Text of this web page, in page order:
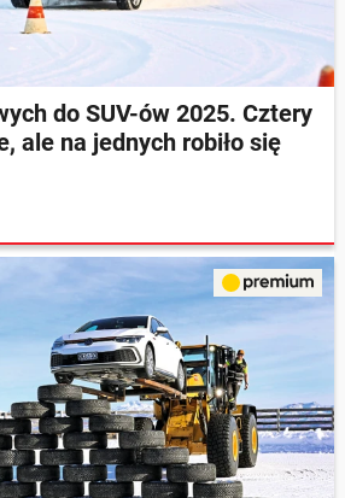
do SUV-ów 2025. Cztery
ale na jednych robiło się